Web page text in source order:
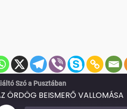
Szó a Pusztában
ÖRDÖG BEISMERŐ VALLOMÁSA